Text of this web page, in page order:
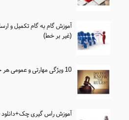
آموزش گام به گام تکمیل و
(غیر بر خط)
10 ویژگی مهارتی و عمومی هر حسابدار موفق چیست؟
آموزش راس گیری چک+دانلود